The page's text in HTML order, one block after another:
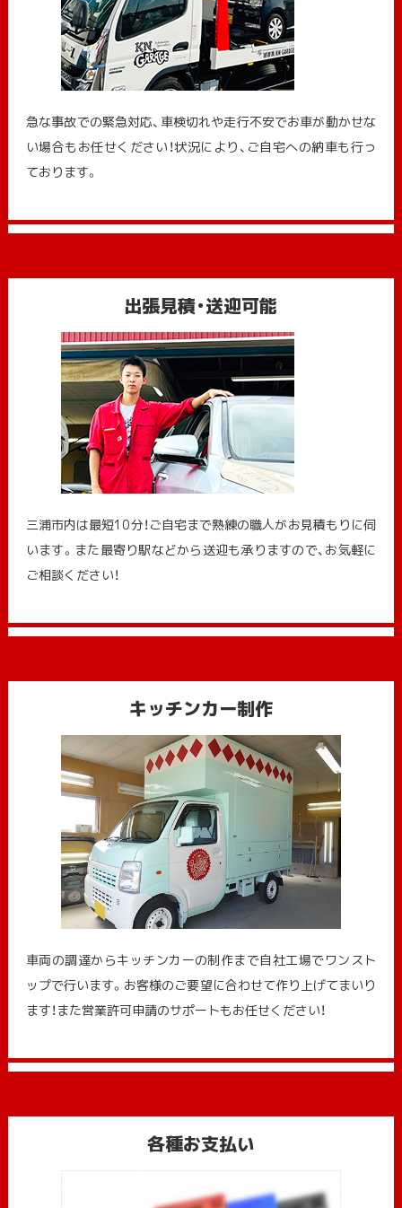
急な事故での緊急対応、車検切れや走行不安でお車が動かせな
い場合もお任せください！状況により、ご自宅への納⾞も⾏っ
ております。
出張見積・送迎可能
三浦市内は最短10分！ご自宅まで熟練の職人がお見積もりに伺
います。また最寄り駅などから送迎も承りますので、お気軽に
ご相談ください！
キッチンカー制作
車両の調達からキッチンカーの制作まで自社工場でワンスト
ップで行います。お客様のご要望に合わせて作り上げてまいり
ます！また営業許可申請のサポートもお任せください！
各種お支払い